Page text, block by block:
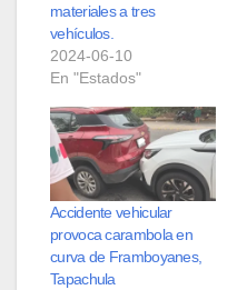
materiales a tres
vehículos.
2024-06-10
En "Estados"
Accidente vehicular
provoca carambola en
curva de Framboyanes,
Tapachula